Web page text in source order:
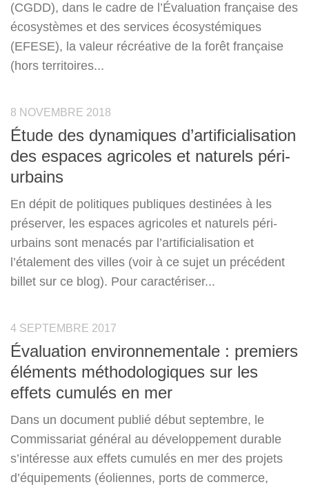
(CGDD), dans le cadre de l’Évaluation française des
écosystèmes et des services écosystémiques
(EFESE), la valeur récréative de la forêt française
(hors territoires...
8 NOVEMBRE 2018
Étude des dynamiques d’artificialisation
des espaces agricoles et naturels péri-
urbains
En dépit de politiques publiques destinées à les
préserver, les espaces agricoles et naturels péri-
urbains sont menacés par l’artificialisation et
l’étalement des villes (voir à ce sujet un précédent
billet sur ce blog). Pour caractériser...
4 SEPTEMBRE 2017
Évaluation environnementale : premiers
éléments méthodologiques sur les
effets cumulés en mer
Dans un document publié début septembre, le
Commissariat général au développement durable
s’intéresse aux effets cumulés en mer des projets
d’équipements (éoliennes, ports de commerce,